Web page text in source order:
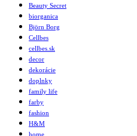
Beauty Secret
biorganica
Björn Borg
Cellbes
cellbes.sk
decor
dekorácie
doplnky
family life
farby
fashion
H&M
home